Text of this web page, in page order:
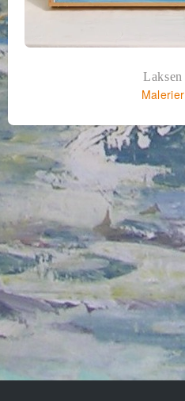
Laksen
Malerier